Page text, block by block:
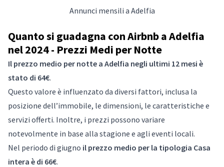
Annunci mensili a Adelfia
Quanto si guadagna con Airbnb a Adelfia
nel 2024 - Prezzi Medi per Notte
Il prezzo medio per notte a Adelfia negli ultimi 12 mesi è
stato di 64€.
Questo valore è influenzato da diversi fattori, inclusa la
posizione dell’immobile, le dimensioni, le caratteristiche e
servizi offerti. Inoltre, i prezzi possono variare
notevolmente in base alla stagione e agli eventi locali.
Nel periodo di giugno il prezzo medio per la tipologia Casa
intera è di 66€.